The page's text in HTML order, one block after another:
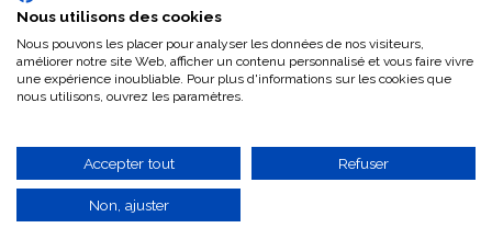
Nous contacter
©2026 Vasque Pierre GWEB SAS
Nous utilisons des cookies
Nous pouvons les placer pour analyser les données de nos visiteurs,
améliorer notre site Web, afficher un contenu personnalisé et vous faire vivre
une expérience inoubliable. Pour plus d'informations sur les cookies que
nous utilisons, ouvrez les paramètres.
Accepter tout Refuser
Non, ajuster